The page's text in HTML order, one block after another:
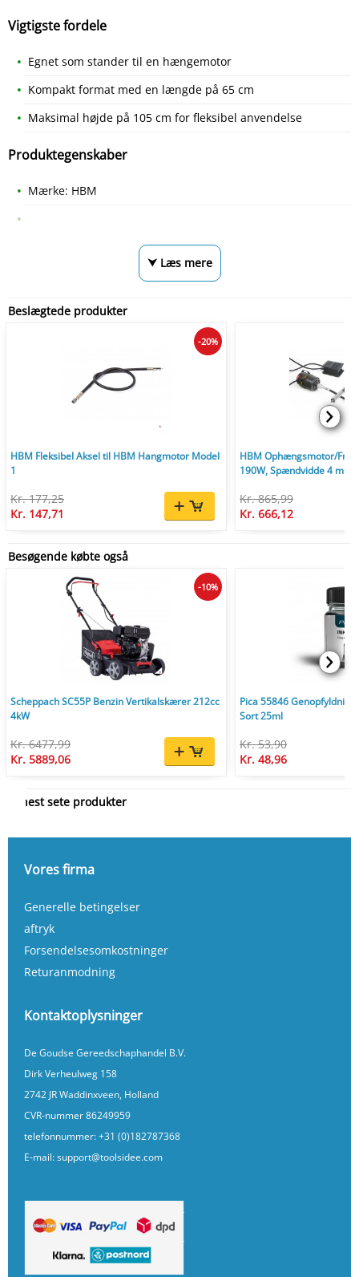
Vigtigste fordele
Egnet som stander til en hængemotor
Kompakt format med en længde på 65 cm
Maksimal højde på 105 cm for fleksibel anvendelse
Produktegenskaber
Mærke: HBM
⮟ Læs mere
Beslægtede produkter
HBM Fleksibel Aksel til HBM Hangmotor Model
1
Kr. 177,25
Kr. 147,71
-20%
HBM Ophængsmotor/
190W, Spændvidde 4 mm,
Kr. 865,99
Kr. 666,12
Besøgende købte også
Scheppach SC55P Benzin Vertikalskærer 212cc
4kW
Kr. 6477,99
Kr. 5889,06
-10%
Pica 55846
Sort 25ml
Kr. 53,90
Kr. 48,96
Senest sete produkter
Vores firma
Generelle betingelser
aftryk
Forsendelsesomkostninger
Returanmodning
Kontaktoplysninger
De Goudse Gereedschaphandel B.V.
Dirk Verheulweg 158
2742 JR Waddinxveen, Holland
CVR-nummer 86249959
telefonnummer:+31 (0)182787368
E-mail:support@toolsidee.com